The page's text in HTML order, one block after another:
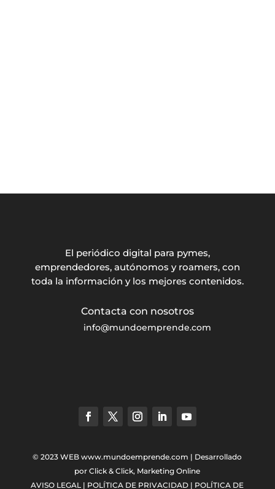
El periódico digital para pymes,
emprendedores, autónomos y roamers, con
toda la información y los mejores contenidos.
info@mundoemprende.com
© 2023 WEBwww.mundoemprende.com | Desarrollado
porClick & Click, Marketing Online
AVISO LEGAL | POLÍTICA DE PRIVACIDAD | POLÍTICA DE